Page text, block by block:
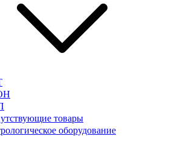
товары
оборудование